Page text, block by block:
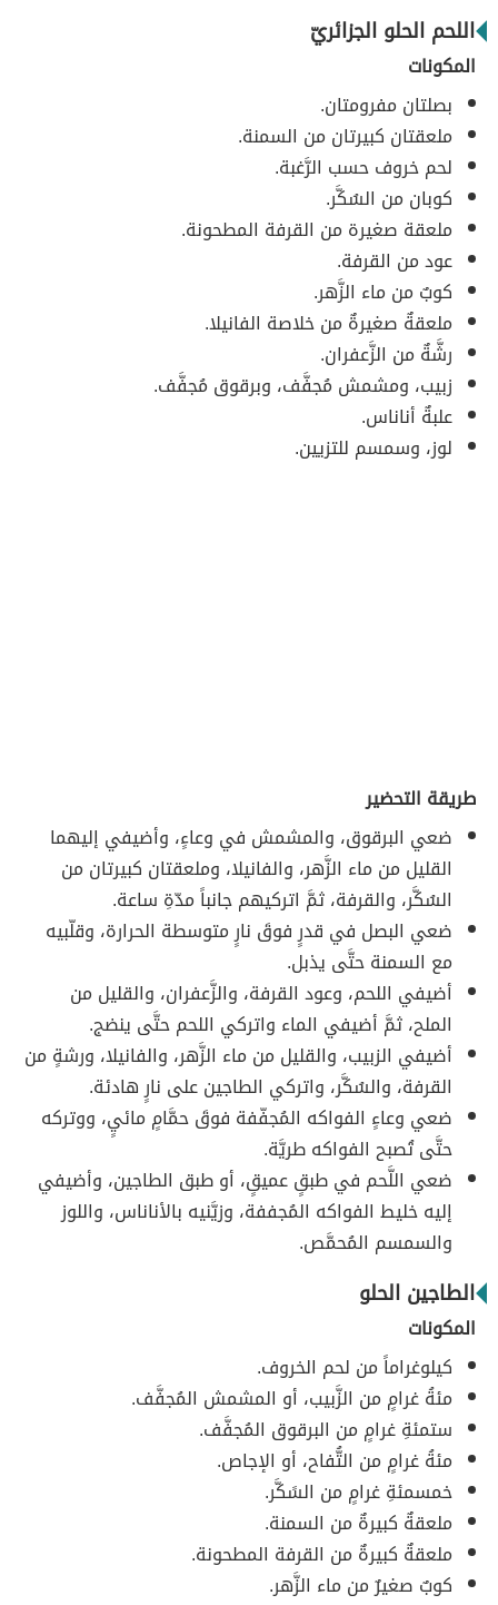
اللحم الحلو الجزائريّ
المكونات
بصلتان مفرومتان.
ملعقتان كبيرتان من السمنة.
لحم خروف حسب الرَّغبة.
كوبان من السُكَّر.
ملعقة صغيرة من القرفة المطحونة.
عود من القرفة.
كوبٌ من ماء الزَّهر.
ملعقةٌ صغيرةٌ من خلاصة الفانيلا.
رشَّةٌ من الزَّعفران.
زبيب، ومشمش مُجفَّف، وبرقوق مُجفَّف.
علبةٌ أناناس.
لوز، وسمسم للتزيين.
طريقة التحضير
ضعي البرقوق، والمشمش في وعاءٍ، وأضيفي إليهما
القليل من ماء الزَّهر، والفانيلا، وملعقتان كبيرتان من
السُكَّر، والقرفة، ثمَّ اتركيهم جانباً مدّةِ ساعة.
ضعي البصل في قدرٍ فوقَ نارٍ متوسطة الحرارة، وقلّبيه
مع السمنة حتَّى يذبل.
أضيفي اللحم، وعود القرفة، والزَّعفران، والقليل من
الملح، ثمَّ أضيفي الماء واتركي اللحم حتَّى ينضج.
أضيفي الزبيب، والقليل من ماء الزَّهر، والفانيلا، ورشةٍ من
القرفة، والسُكَّر، واتركي الطاجين على نارٍ هادئة.
ضعي وعاءٍ الفواكه المُجفّفة فوقَ حمَّامٍ مائيٍ، ووتركه
حتَّى تُصبح الفواكه طريَّة.
ضعي اللَّحم في طبقٍ عميقٍ، أو طبق الطاجين، وأضيفي
إليه خليط الفواكه المُجففة، وزيَّنيه بالأناناس، واللوز
والسمسم المُحمَّص.
الطاجين الحلو
المكونات
كيلوغراماً من لحم الخروف.
مئةُ غرامٍ من الزَّبيب، أو المشمش المُجفَّف.
ستمئةِ غرامٍ من البرقوق المُجفَّف.
مئةُ غرامٍ من التُّفاح، أو الإجاص.
خمسمئةِ غرامٍ من السًكَّر.
ملعقةٌ كبيرةٌ من السمنة.
ملعقةٌ كبيرةٌ من القرفة المطحونة.
كوبٌ صغيرٌ من ماء الزَّهر.